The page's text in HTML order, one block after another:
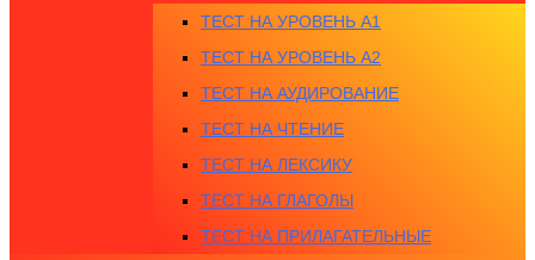
ТЕСТ НА УРОВЕНЬ A1
ТЕСТ НА УРОВЕНЬ A2
ТЕСТ НА АУДИРОВАНИЕ
ТЕСТ НА ЧТЕНИЕ
ТЕСТ НА ЛЕКСИКУ
ТЕСТ НА ГЛАГОЛЫ
ТЕСТ НА ПРИЛАГАТЕЛЬНЫЕ